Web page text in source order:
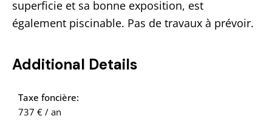
superficie et sa bonne exposition, est
également piscinable. Pas de travaux à prévoir.
Additional Details
Taxe foncière:
737 € / an